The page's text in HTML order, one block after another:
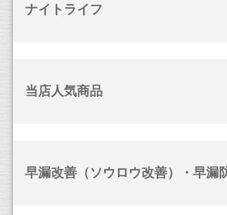
ナイトライフ
当店人気商品
早漏改善（ソウロウ改善）・早漏